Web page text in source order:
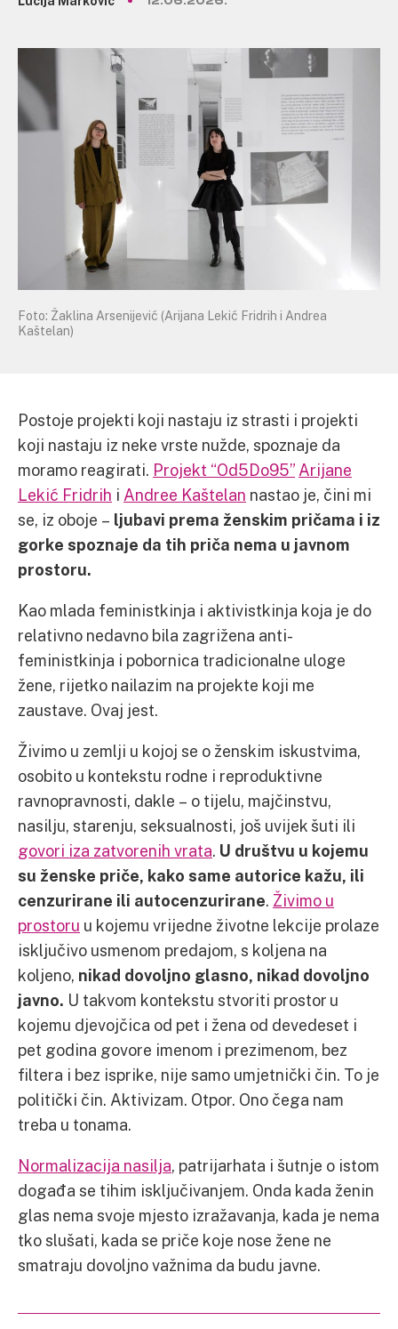
Foto: Žaklina Arsenijević (Arijana Lekić Fridrih i Andrea
Kaštelan)
Postoje projekti koji nastaju iz strasti i projekti
koji nastaju iz neke vrste nužde, spoznaje da
moramo reagirati. Projekt “Od5Do95” Arijane
Lekić Fridrih i Andree Kaštelan nastao je, čini mi
se, iz oboje – ljubavi prema ženskim pričama i iz
gorke spoznaje da tih priča nema u javnom
prostoru.
Kao mlada feministkinja i aktivistkinja koja je do
relativno nedavno bila zagrižena anti-
feministkinja i pobornica tradicionalne uloge
žene, rijetko nailazim na projekte koji me
zaustave. Ovaj jest.
Živimo u zemlji u kojoj se o ženskim iskustvima,
osobito u kontekstu rodne i reproduktivne
ravnopravnosti, dakle – o tijelu, majčinstvu,
nasilju, starenju, seksualnosti, još uvijek šuti ili
govori iza zatvorenih vrata. U društvu u kojemu
su ženske priče, kako same autorice kažu, ili
cenzurirane ili autocenzurirane. Živimo u
prostoru u kojemu vrijedne životne lekcije prolaze
isključivo usmenom predajom, s koljena na
koljeno, nikad dovoljno glasno, nikad dovoljno
javno. U takvom kontekstu stvoriti prostor u
kojemu djevojčica od pet i žena od devedeset i
pet godina govore imenom i prezimenom, bez
filtera i bez isprike, nije samo umjetnički čin. To je
politički čin. Aktivizam. Otpor. Ono čega nam
treba u tonama.
Normalizacija nasilja, patrijarhata i šutnje o istom
događa se tihim isključivanjem. Onda kada ženin
glas nema svoje mjesto izražavanja, kada je nema
tko slušati, kada se priče koje nose žene ne
smatraju dovoljno važnima da budu javne.